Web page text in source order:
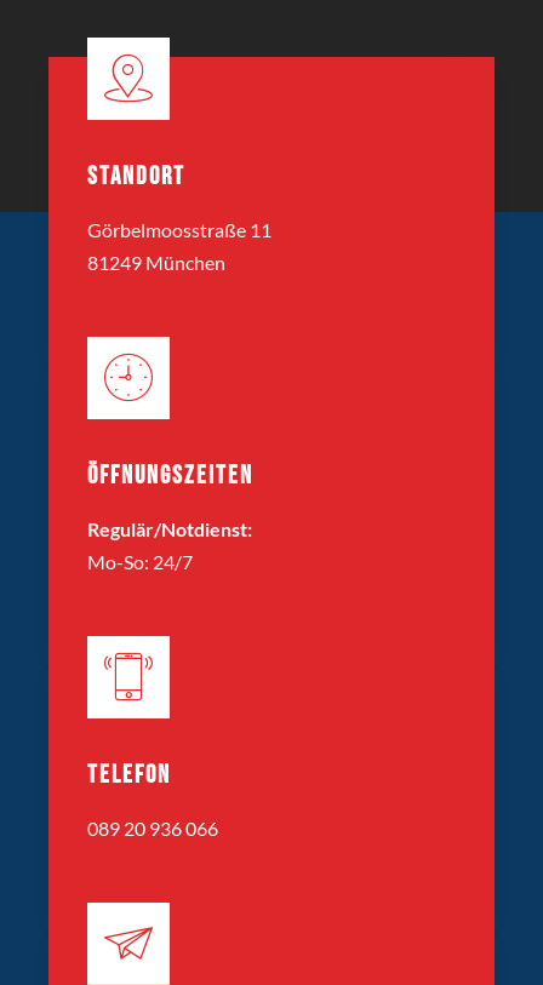
STANDORT
Görbelmoosstraße 11
81249 München
ÖFFNUNGSZEITEN
Regulär/Notdienst:
Mo-So: 24/7
TELEFON
089 20 936 066